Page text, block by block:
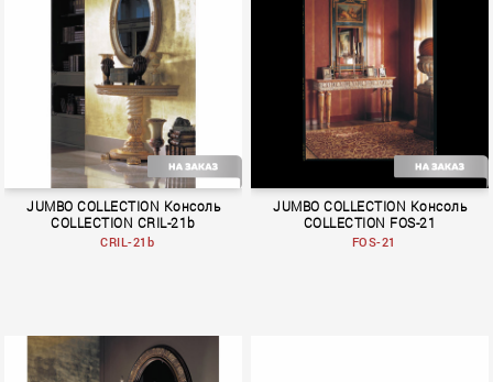
Shangri–La BOLERO
JUMBO COLLECTION Консоль
COLLECTION CRIL-21b
CRIL-21b
JUMBO COLLECTION Консоль
COLLECTION FOS-21
FOS-21